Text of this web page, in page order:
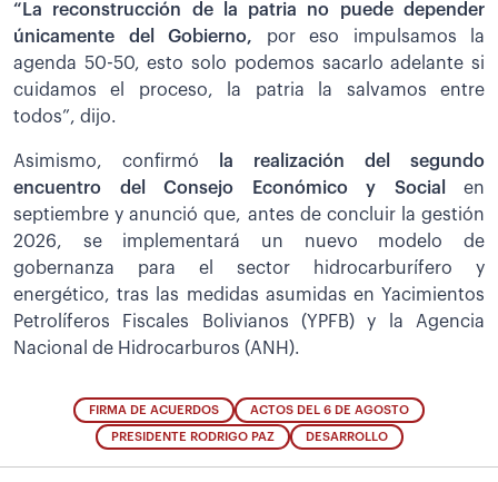
“La reconstrucción de la patria no puede depender
únicamente del Gobierno, por eso impulsamos la
agenda 50-50, esto solo podemos sacarlo adelante si
cuidamos el proceso, la patria la salvamos entre
todos”, dijo.
Asimismo, confirmó la realización del segundo
encuentro del Consejo Económico y Social en
septiembre y anunció que, antes de concluir la gestión
2026, se implementará un nuevo modelo de
gobernanza para el sector hidrocarburífero y
energético, tras las medidas asumidas en Yacimientos
Petrolíferos Fiscales Bolivianos (YPFB) y la Agencia
Nacional de Hidrocarburos (ANH).
FIRMA DE ACUERDOS ACTOS DEL 6 DE AGOSTO
PRESIDENTE RODRIGO PAZ DESARROLLO